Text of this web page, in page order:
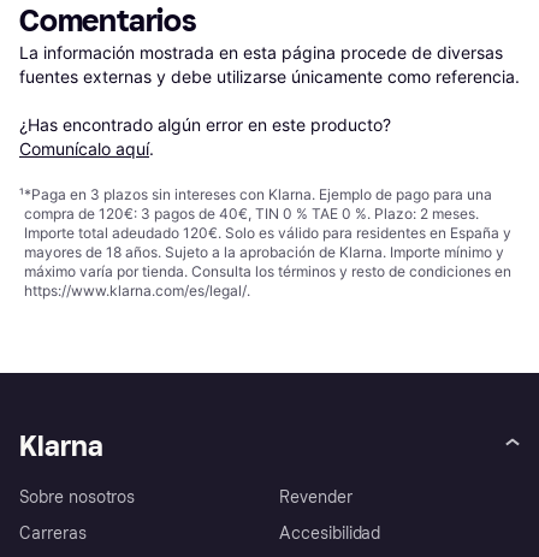
Comentarios
La información mostrada en esta página procede de diversas
fuentes externas y debe utilizarse únicamente como referencia.
¿Has encontrado algún error en este producto?
Comunícalo aquí.
¹*Paga en 3 plazos sin intereses con Klarna. Ejemplo de pago para una
compra de 120€: 3 pagos de 40€, TIN 0 % TAE 0 %. Plazo: 2 meses.
Importe total adeudado 120€. Solo es válido para residentes en España y
mayores de 18 años. Sujeto a la aprobación de Klarna. Importe mínimo y
máximo varía por tienda. Consulta los términos y resto de condiciones en
https://www.klarna.com/es/legal/.
Klarna
Sobre nosotros
Carreras
Revender
Accesibilidad